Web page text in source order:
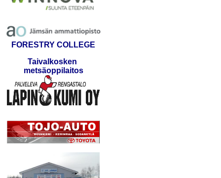
FORESTRY COLLEGE
Taivalkosken
metsäoppilaitos